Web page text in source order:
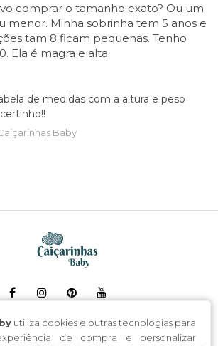
utiliza cookies e outras tecnologias para
de compra e personalizar
comprar o tamanho exato? Ou um
menor. Minha sobrinha tem 5 anos e
tam 8 ficam pequenas. Tenho
Ela é magra e alta
de medidas com a altura e peso
Baby